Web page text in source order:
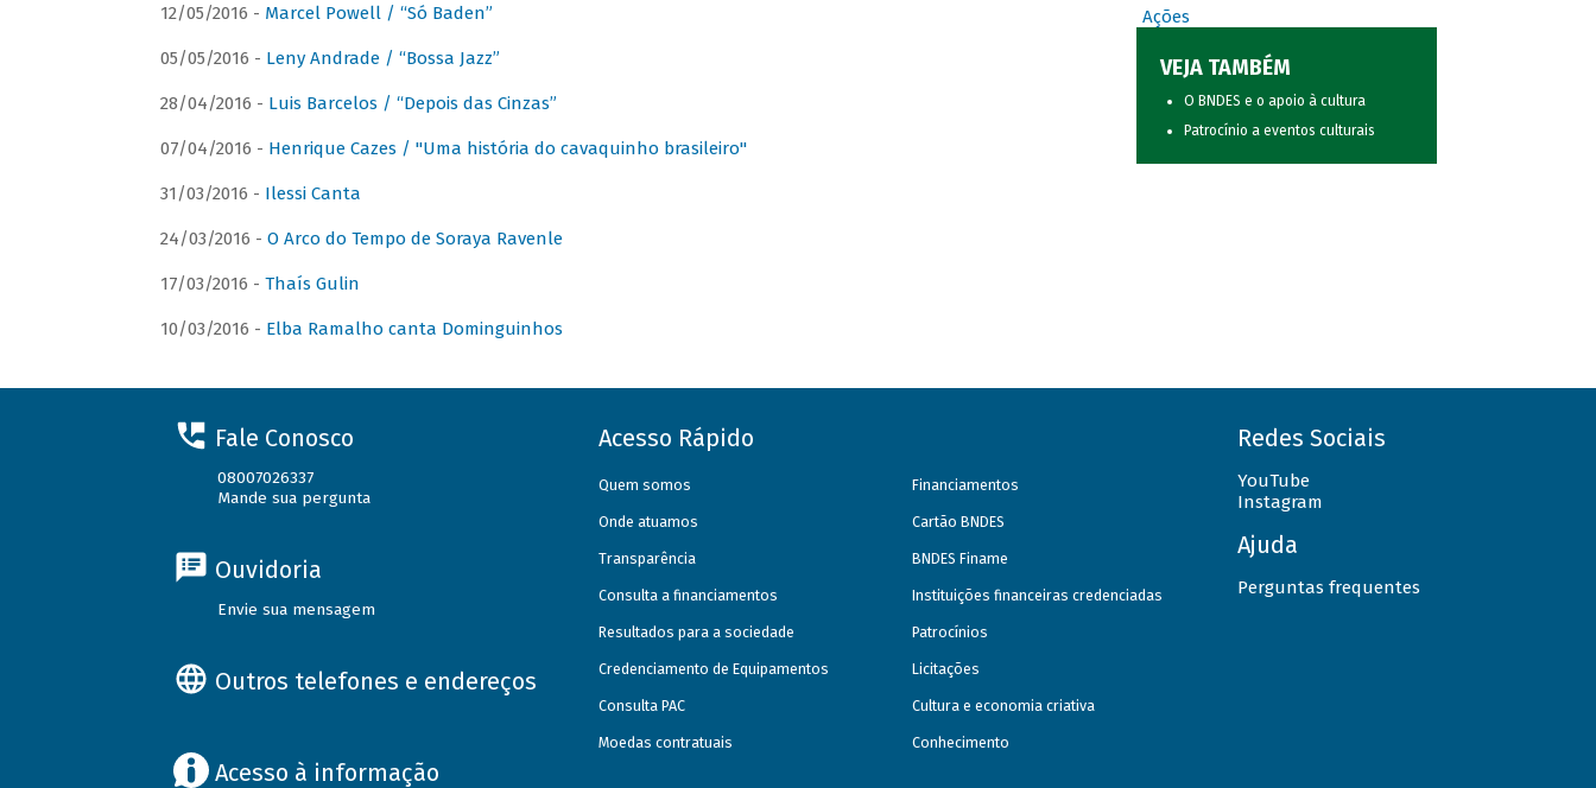
12/05/2016 - Marcel Powell / “Só Baden”
05/05/2016 - Leny Andrade / “Bossa Jazz”
28/04/2016 - Luis Barcelos / “Depois das Cinzas”
07/04/2016 - Henrique Cazes / "Uma história do cavaquinho brasileiro"
31/03/2016 - Ilessi Canta
24/03/2016 - O Arco do Tempo de Soraya Ravenle
17/03/2016 - Thaís Gulin
10/03/2016 - Elba Ramalho canta Dominguinhos
Ações
VEJA TAMBÉM
O BNDES e o apoio à cultura
Patrocínio a eventos culturais
Fale Conosco
08007026337
Mande sua pergunta
Ouvidoria
Envie sua mensagem
Outros telefones e endereços
Acesso à informação
Acesso Rápido
Quem somos
Onde atuamos
Transparência
Consulta a financiamentos
Resultados para a sociedade
Credenciamento de Equipamentos
Consulta PAC
Moedas contratuais
Financiamentos
Cartão BNDES
BNDES Finame
Instituições financeiras credenciadas
Patrocínios
Licitações
Cultura e economia criativa
Conhecimento
Redes Sociais
YouTube
Instagram
Ajuda
Perguntas frequentes